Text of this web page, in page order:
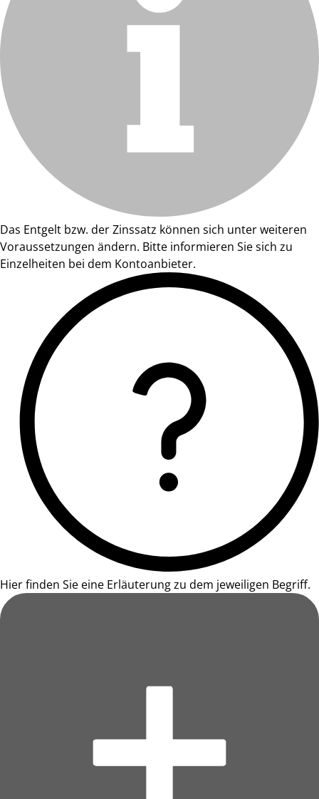
Das Entgelt bzw. der Zinssatz können sich unter weiteren
Voraussetzungen ändern. Bitte informieren Sie sich zu
Einzelheiten bei dem Kontoanbieter.
Hier finden Sie eine Erläuterung zu dem jeweiligen Begriff.